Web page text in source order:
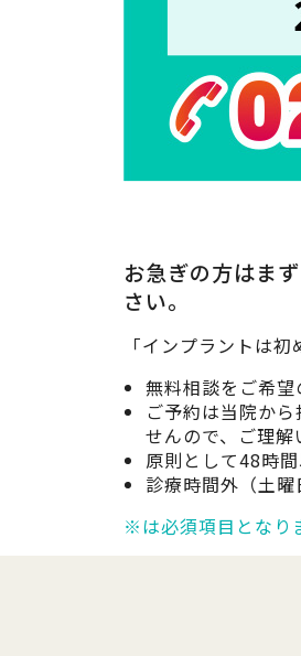
お急ぎの方はま
さい。
「インプラントは
無料相談をご希望
ご予約は当院か
せんので、ご理解
原則として48時
診療時間外（土
※は必須項目となり